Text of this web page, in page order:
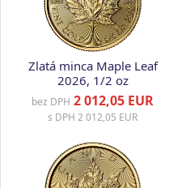
Zlatá minca Maple Leaf
2026, 1/2 oz
bez DPH 2 012,05 EUR
s DPH 2 012,05 EUR